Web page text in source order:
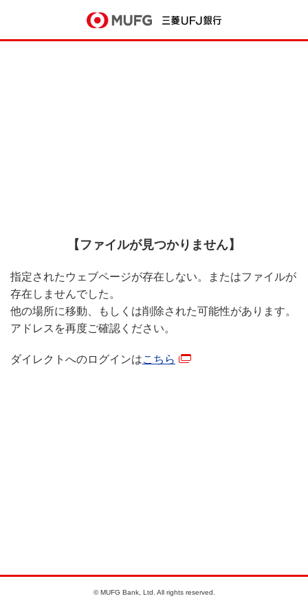
【ファイルが見つかりません】
指定されたウェブページが存在しない。またはファイルが
存在しませんでした。
他の場所に移動、もしくは削除された可能性があります。
アドレスを再度ご確認ください。
ダイレクトへのログインはこちら
© MUFG Bank, Ltd. All rights reserved.